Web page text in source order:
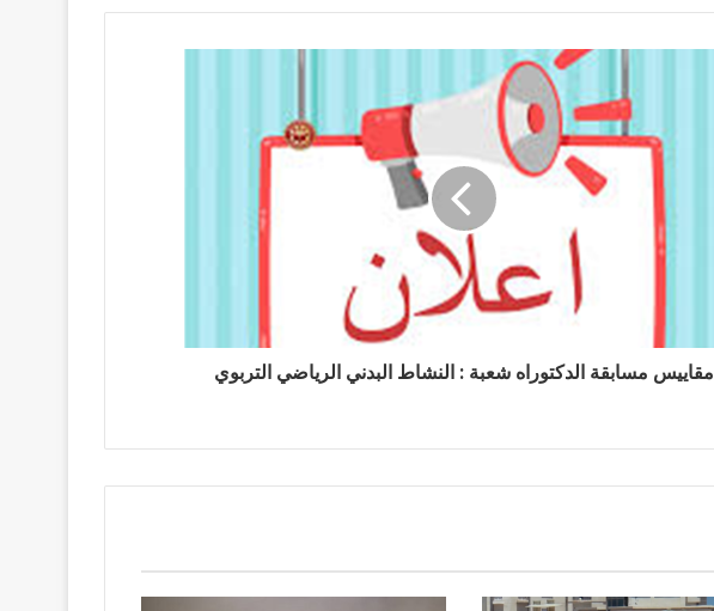
مقاييس مسابقة الدكتوراه شعبة : النشاط البدني الرياضي التربوي